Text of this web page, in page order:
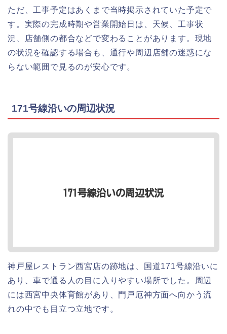
ただ、工事予定はあくまで当時掲示されていた予定で
す。実際の完成時期や営業開始日は、天候、工事状
況、店舗側の都合などで変わることがあります。現地
の状況を確認する場合も、通行や周辺店舗の迷惑にな
らない範囲で見るのが安心です。
171号線沿いの周辺状況
神戸屋レストラン西宮店の跡地は、国道171号線沿いに
あり、車で通る人の目に入りやすい場所でした。周辺
には西宮中央体育館があり、門戸厄神方面へ向かう流
れの中でも目立つ立地です。